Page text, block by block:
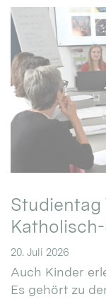
Studientag
20. Juli 2026
Auch Kinder
Es gehört zu